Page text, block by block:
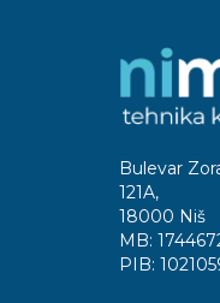
Bulevar
121A,
18000 Niš
MB:
PIB: